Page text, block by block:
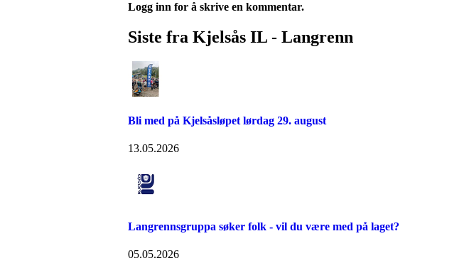
Logg inn for å skrive en kommentar.
Siste fra Kjelsås IL - Langrenn
Bli med på Kjelsåsløpet lørdag 29. august
13.05.2026
Langrennsgruppa søker folk - vil du være med på laget?
05.05.2026